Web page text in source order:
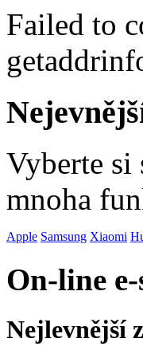
Failed to
Vyberte si
mnoha
Apple Samsung Xiaomi
On-line
Nejlevnější